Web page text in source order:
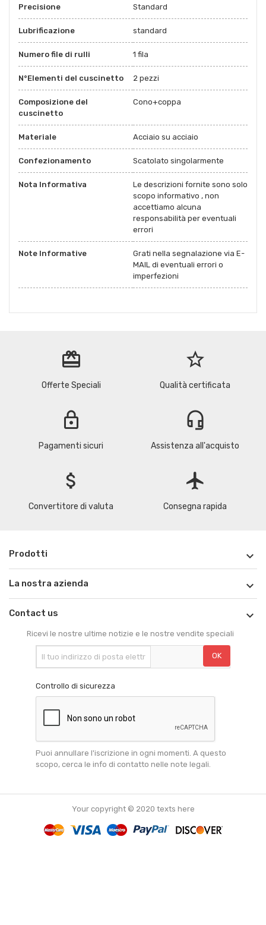
Precisione Standard
Lubrificazione standard
Numero file di rulli 1 fila
N°Elementi del cuscinetto 2 pezzi
Composizione del
cuscinetto
Cono+coppa
Materiale Acciaio su acciaio
Confezionamento Scatolato singolarmente
Nota Informativa
Le descrizioni fornite sono solo
scopo informativo , non
accettiamo alcuna
responsabilità per eventuali
errori
Note Informative
Grati nella segnalazione via E-
MAIL di eventuali errori o
imperfezioni
redeem
Offerte Speciali
star_border
Qualità certificata
lock
Pagamenti sicuri
headset_mic
Assistenza all'acquisto
attach_money
Convertitore di valuta
flight
Consegna rapida
Prodotti 
La nostra azienda 
Contact us 
Ricevi le nostre ultime notizie e le nostre vendite speciali
Controllo di sicurezza
Puoi annullare l'iscrizione in ogni momenti. A questo
scopo, cerca le info di contatto nelle note legali.
Your copyright © 2020 texts here